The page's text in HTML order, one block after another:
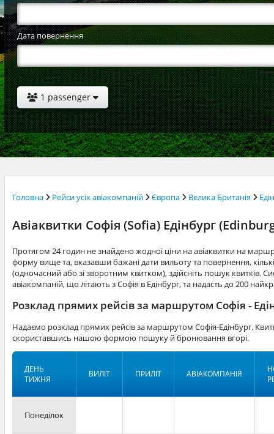
Дата повернення
1 passenger
Головна Рейси усіх авіакомпаній Європа Велика Британія
Авіаквитки Софія (Sofia) Едінбург
Протягом 24 годин не знайдено жодної ціни на авіаквитки на
форму вище та, вказавши бажані дати вильоту та повернення,
(одночасний або зі зворотним квитком), здійсніть пошук квитків.
авіакомпаній, що літають з Софія в Едінбург, та надасть до 200
Розклад прямих рейсів за маршрутом Софія -
Надаємо розклад прямих рейсів за маршрутом Софія-Едінбург.
скориставшись нашою формою пошуку й бронювання вгорі.
ДЕНЬ
ТИЖНЯ
ВИЛІТ ПРИЛІТ АВІАКОМПАНІЯ
Понеділок